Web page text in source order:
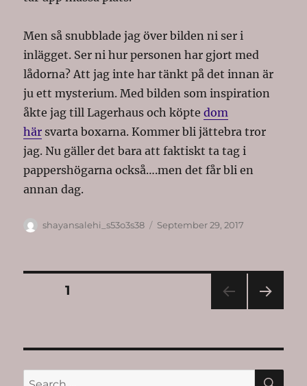
Men så snubblade jag över bilden ni ser i
inlägget. Ser ni hur personen har gjort med
lådorna? Att jag inte har tänkt på det innan är
ju ett mysterium. Med bilden som inspiration
åkte jag till Lagerhaus och köptedom
här svarta boxarna. Kommer bli jättebra tror
jag. Nu gäller det bara att faktiskt ta tag i
pappershögarna också….men det får bli en
annan dag.
Author
shayansalehi_s53o3s38
Posted
September 29, 2017
Posts
PAGE1
Search